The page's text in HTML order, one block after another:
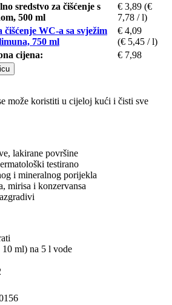
sredstvo za čišćenje s
500 ml
€ 3,89 (€
7,78 / l)
WC-a sa svježim
750 ml
€ 4,09
(€ 5,45 / l)
cijena:
€ 7,98
može koristiti u cijeloj kući i čisti sve
lakirane površine
testirano
i mineralnog porijekla
mirisa i konzervansa
ml) na 5 l vode